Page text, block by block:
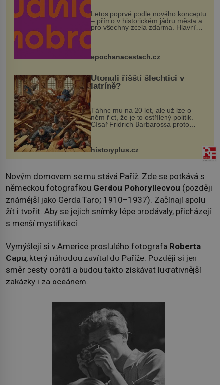
Letos poprvé podle nového konceptu
– přímo v historickém jádru města a
pro všechny zcela zdarma. Hlavní
program se odehraje na Karlově a
mohou těšit na víno, burčák, pes...
epochanacestach.cz
Utonuli říšští šlechtici v
latríně?
Táhne mu na 20 let, ale už lze o
něm říct, že je to ostřílený politik.
Císař Fridrich Barbarossa proto
posílá svého syna a dědice Jindřicha
VI. do Erfurtu, aby se stal
prostředníkem při řešení sporu m...
historyplus.cz
Novým domovem se mu stává Paříž. Zde se potkává s
německou fotografkou Gerdou Pohorylleovou (později
známější jako Gerda Taro; 1910–1937). Začínají spolu
žít i tvořit. Aby se jejich snímky lépe prodávaly, přicházejí
s menší mystifikací.
Vymýšlejí si v Americe proslulého fotografa Roberta
Capu, který náhodou zavítal do Paříže. Později si jen
směr cesty obrátí a budou takto získávat lukrativnější
zakázky i za oceánem.